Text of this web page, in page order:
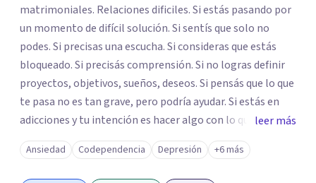
matrimoniales. Relaciones dificiles. Si estás pasando por
un momento de difícil solución. Si sentís que solo no
podes. Si precisas una escucha. Si consideras que estás
bloqueado. Si precisás comprensión. Si no logras definir
proyectos, objetivos, sueños, deseos. Si pensás que lo que
te pasa no es tan grave, pero podría ayudar. Si estás en
adicciones y tu intención es hacer algo con lo que te está
pasando. No dudes en comunicarte a fin de comenzar a
resolver la situación que está generando esa angustia.
leer más
Ansiedad Codependencia Depresión +6 más